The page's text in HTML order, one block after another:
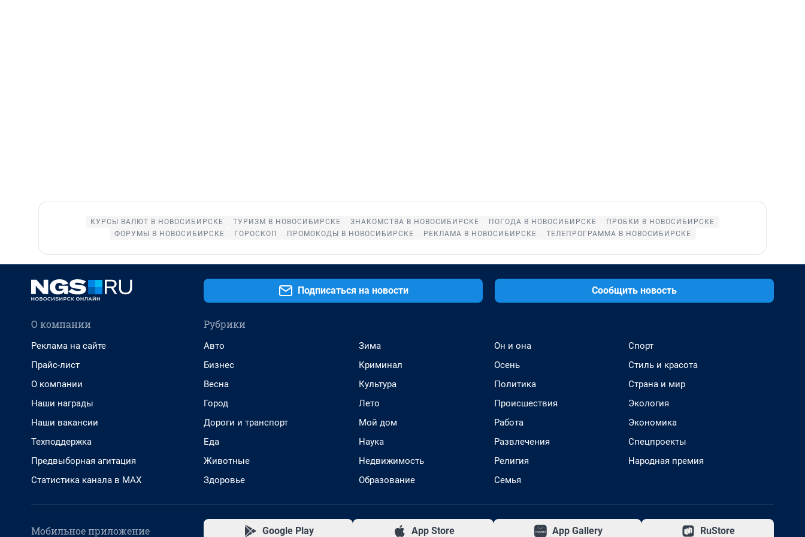
КУРСЫ ВАЛЮТ В НОВОСИБИРСКЕ ТУРИЗМ В НОВОСИБИРСКЕ ЗНАКОМСТВА В НОВОСИБИРСКЕ ПОГОДА В НОВОСИБИРСКЕ
ПРОБКИ В НОВОСИБИРСКЕ
ФОРУМЫ В НОВОСИБИРСКЕ
ГОРОСКОП ПРОМОКОДЫ В НОВОСИБИРСКЕ РЕКЛАМА В НОВОСИБИРСКЕ ТЕЛЕПРОГРАММА В НОВОСИБИРСКЕ
Подписаться на новости Сообщить новость
О компании
Реклама на сайте
Прайс-лист
О компании
Наши награды
Наши вакансии
Техподдержка
Предвыборная агитация
Статистика канала в MAX
Рубрики
Авто
Бизнес
Весна
Город
Дороги и транспорт
Еда
Животные
Здоровье
Зима
Криминал
Культура
Лето
Мой дом
Наука
Недвижимость
Образование
Он и она
Осень
Политика
Происшествия
Работа
Развлечения
Религия
Семья
Спорт
Стиль и красота
Страна и мир
Экология
Экономика
Спецпроекты
Народная премия
Мобильное приложение Google Play App Store App Gallery RuStore